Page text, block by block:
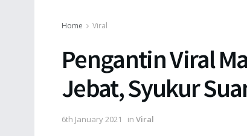
Home Viral
Pengantin Viral
Jebat, Syukur
6th January 2021 in Viral